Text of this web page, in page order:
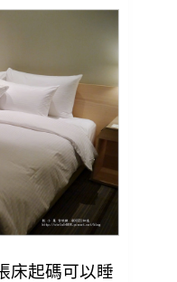
床起碼可以睡